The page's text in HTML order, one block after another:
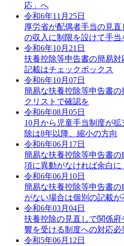
応」へ
令和6年11月25日
厚労省が配偶者手当の見
の収入に制限を設けて手当
令和6年10月21日
扶養控除等申告書の簡易
記載はチェックボックス
令和6年10月07日
簡易な扶養控除等申告書
クリストで確認を
令和6年08月05日
10月から児童手当制度が
除は8年以降、縮小の方向
令和6年06月17日
簡易な扶養控除等申告書
項に異動がなければ余白
令和6年06月10日
簡易な扶養控除等申告書
がない場合は個別の記載が
令和6年03月04日
扶養控除の見直しで関係
響を受ける制度への対応必
令和5年06月12日